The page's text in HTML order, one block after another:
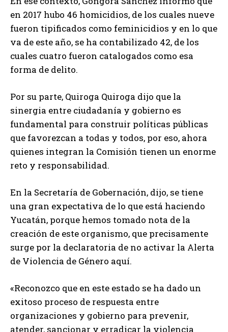
en 2017 hubo 46 homicidios, de los cuales nueve
fueron tipificados como feminicidios y en lo que
va de este año, se ha contabilizado 42, de los
cuales cuatro fueron catalogados como esa
forma de delito.
Por su parte, Quiroga Quiroga dijo que la
sinergia entre ciudadanía y gobierno es
fundamental para construir políticas públicas
que favorezcan a todas y todos, por eso, ahora
quienes integran la Comisión tienen un enorme
reto y responsabilidad.
En la Secretaría de Gobernación, dijo, se tiene
una gran expectativa de lo que está haciendo
Yucatán, porque hemos tomado nota de la
creación de este organismo, que precisamente
surge por la declaratoria de no activar la Alerta
de Violencia de Género aquí.
«Reconozco que en este estado se ha dado un
exitoso proceso de respuesta entre
organizaciones y gobierno para prevenir,
atender, sancionar y erradicar la violencia